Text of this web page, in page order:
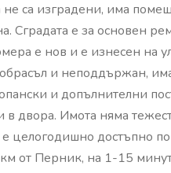
не са изградени, има
Сградата е за основен
е нов и е изнесен на
и неподдържан,
и допълнителни
в двора. Имота няма
целогодишно достъпно
от Перник, на 1-15